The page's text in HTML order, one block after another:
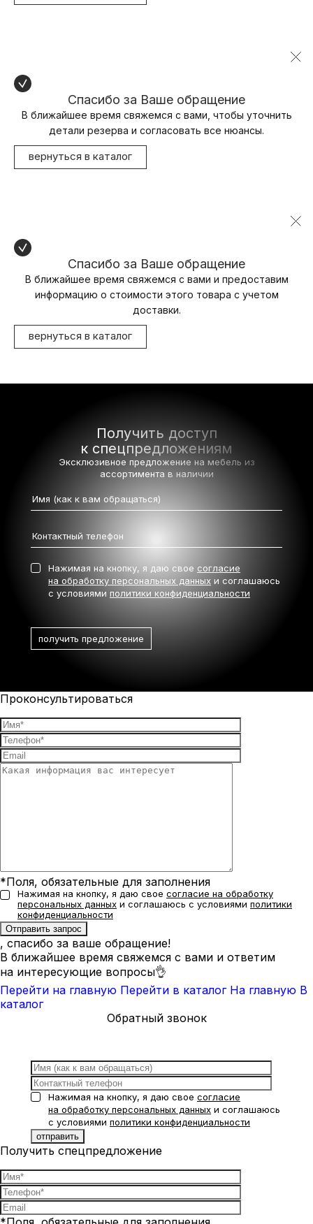
Спасибо за Ваше обращение
В ближайшее время свяжемся с вами, чтобы уточнить
детали резерва и согласовать все нюансы.
вернуться в каталог
Спасибо за Ваше обращение
В ближайшее время свяжемся с вами и предоставим
информацию о стоимости этого товара с учетом
доставки.
вернуться в каталог
Получить доступ
к спецпредложениям
Эксклюзивное предложение на мебель из
ассортимента в наличии
Нажимая на кнопку, я даю свое согласие
на обработку персональных данных и соглашаюсь
с условиями политики конфиденциальности
Проконсультироваться
*Поля, обязательные для заполнения
Нажимая на кнопку, я даю свое согласие на обработку
персональных данных и соглашаюсь с условиями политики
конфиденциальности
, спасибо за ваше обращение!
В ближайшее время свяжемся с вами и ответим
на интересующие вопросы👌
Перейти на главную Перейти в каталог На главную В
каталог
Обратный звонок
Нажимая на кнопку, я даю свое согласие
на обработку персональных данных и соглашаюсь
с условиями политики конфиденциальности
Получить спецпредложение